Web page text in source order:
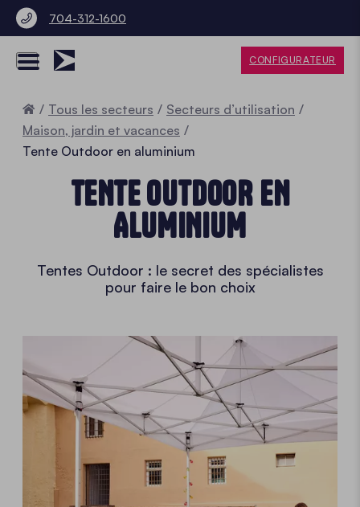
704-312-1600
CONFIGURATEUR
Accueil
Tous les secteurs
Secteurs d’utilisation
Maison, jardin et vacances
Tente Outdoor en aluminium
TENTE OUTDOOR EN
ALUMINIUM
Tentes Outdoor : le secret des spécialistes
pour faire le bon choix